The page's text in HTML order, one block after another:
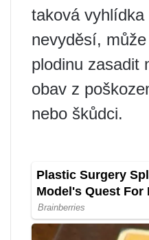
taková
nevyděsí,
plodinu zasadit
obav z
nebo škůdci.